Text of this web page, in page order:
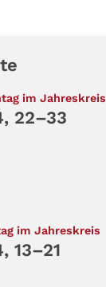
im Jahreskreis
22–33
im Jahreskreis
13–21